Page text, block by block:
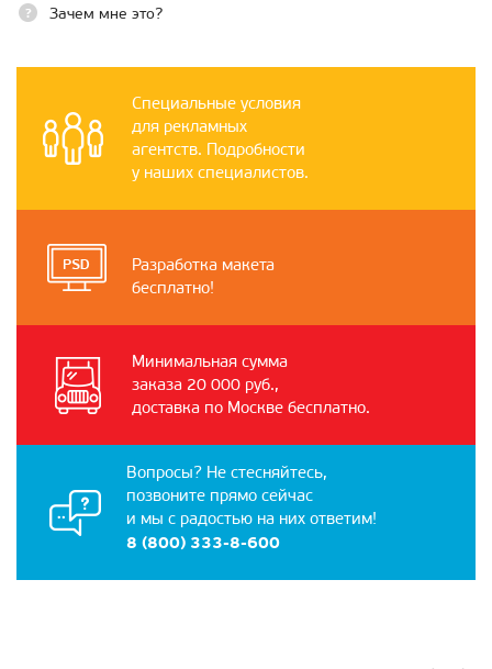
Зачем мне это?
Специальные условия
для рекламных
агентств. Подробности
у наших специалистов.
Разработка макета
бесплатно!
Минимальная сумма
заказа 20 000 руб.,
доставка по Москве бесплатно.
Вопросы? Не стесняйтесь,
позвоните прямо сейчас
и мы с радостью на них ответим!
8 (800) 333-8-600